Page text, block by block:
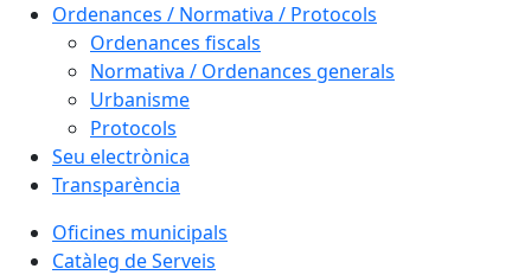
Ordenances / Normativa / Protocols
Ordenances fiscals
Normativa / Ordenances generals
Urbanisme
Protocols
Seu electrònica
Transparència
Oficines municipals
Catàleg de Serveis